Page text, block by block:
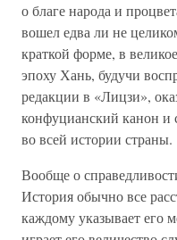
о благе народа и
вошел едва ли не
краткой форме, в
эпоху Хань, будучи
редакции в «Лицзи»,
конфуцианский канон и
во всей истории страны.
Вообще о
История обычно все
каждому указывает его